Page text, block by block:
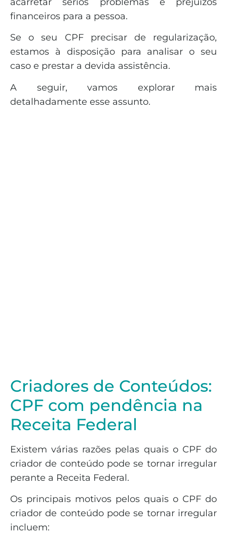
financeiros para a pessoa.
Se o seu CPF precisar de regularização,
estamos à disposição para analisar o seu
caso e prestar a devida assistência.
A seguir, vamos explorar mais
detalhadamente esse assunto.
Criadores de Conteúdos:
CPF com pendência na
Receita Federal
Existem várias razões pelas quais o CPF do
criador de conteúdo pode se tornar irregular
perante a Receita Federal.
Os principais motivos pelos quais o CPF do
criador de conteúdo pode se tornar irregular
incluem: